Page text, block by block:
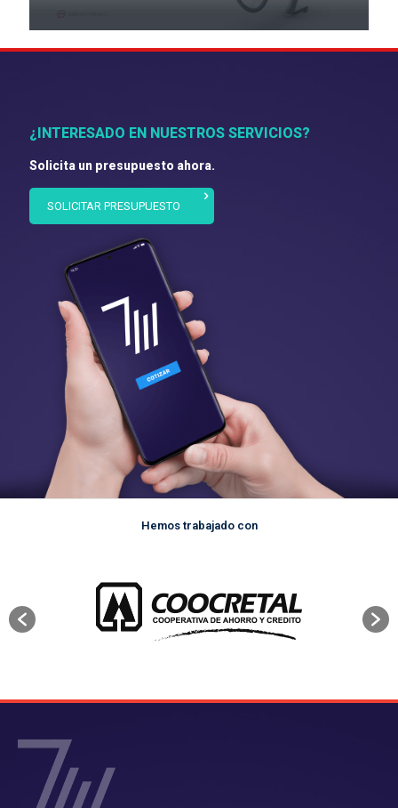
¿INTERESADO EN NUESTROS SERVICIOS?
Solicita un presupuesto ahora.
SOLICITAR PRESUPUESTO
Hemos trabajado con